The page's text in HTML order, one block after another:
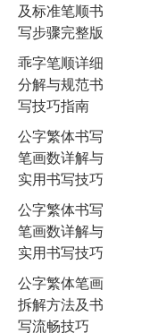
及标准笔顺书
写步骤完整版
乖字笔顺详细
分解与规范书
写技巧指南
公字繁体书写
笔画数详解与
实用书写技巧
公字繁体书写
笔画数详解与
实用书写技巧
公字繁体笔画
拆解方法及书
写流畅技巧